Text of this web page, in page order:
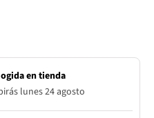
en tienda
lunes 24 agosto